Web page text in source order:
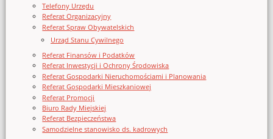
Telefony Urzędu
Referat Organizacyjny
Referat Spraw Obywatelskich
Urząd Stanu Cywilnego
Referat Finansów i Podatków
Referat Inwestycji i Ochrony Środowiska
Referat Gospodarki Nieruchomościami i Planowania
Referat Gospodarki Mieszkaniowej
Referat Promocji
Biuro Rady Miejskiej
Referat Bezpieczeństwa
Samodzielne stanowisko ds. kadrowych